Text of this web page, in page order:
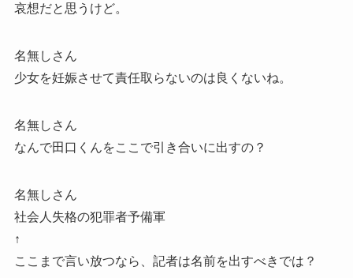
哀想だと思うけど。
名無しさん
少女を妊娠させて責任取らないのは良くないね。
名無しさん
なんで田口くんをここで引き合いに出すの？
名無しさん
社会人失格の犯罪者予備軍
↑
ここまで言い放つなら、記者は名前を出すべきでは？